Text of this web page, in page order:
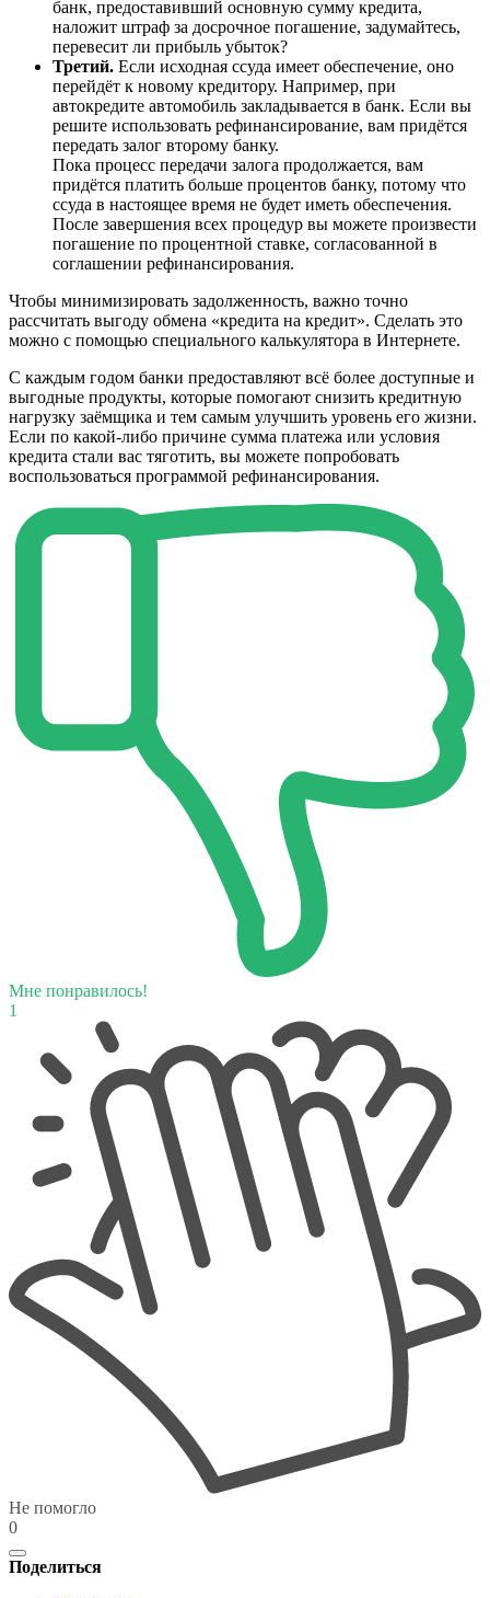
банк, предоставивший основную сумму кредита,
наложит штраф за досрочное погашение, задумайтесь,
перевесит ли прибыль убыток?
Третий. Если исходная ссуда имеет обеспечение, оно
перейдёт к новому кредитору. Например, при
автокредите автомобиль закладывается в банк. Если вы
решите использовать рефинансирование, вам придётся
передать залог второму банку.
Пока процесс передачи залога продолжается, вам
придётся платить больше процентов банку, потому что
ссуда в настоящее время не будет иметь обеспечения.
После завершения всех процедур вы можете произвести
погашение по процентной ставке, согласованной в
соглашении рефинансирования.
Чтобы минимизировать задолженность, важно точно
рассчитать выгоду обмена «кредита на кредит». Сделать это
можно с помощью специального калькулятора в Интернете.
С каждым годом банки предоставляют всё более доступные и
выгодные продукты, которые помогают снизить кредитную
нагрузку заёмщика и тем самым улучшить уровень его жизни.
Если по какой-либо причине сумма платежа или условия
кредита стали вас тяготить, вы можете попробовать
воспользоваться программой рефинансирования.
Мне понравилось!
1
Не помогло
0
Поделиться